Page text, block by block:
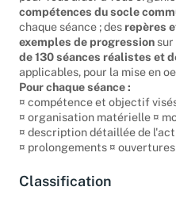
pour vous aider à vous
compétences du socle
chaque séance ; desrepères
exemples de progression sur
de 130 séances réalistes et
applicables, pour la mise en
Pour chaque séance :
¤ compétence et objectif
¤ organisation matérielle ¤
¤ description détaillée de
¤ prolongements ¤
Classification